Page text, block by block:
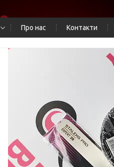
Про нас Контакти